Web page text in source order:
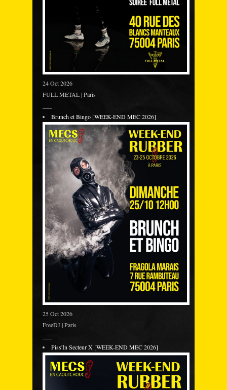
24 Oct 2026
FULL METAL | Paris
Brunch et Bingo [WEEK-END MEC 2026]
25 Oct 2026
FreeDJ | Paris
Piss'In Secteur X [WEEK-END MEC 2026]